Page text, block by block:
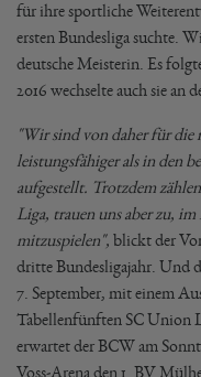
für ihre sportliche
ersten Bundesliga suchte.
deutsche Meisterin. Es
2016 wechselte auch sie
"Wir sind von daher für die
leistungsfähiger als in den
aufgestellt. Trotzdem
Liga, trauen uns aber zu,
mitzuspielen", blickt der
dritte Bundesligajahr. Und
7. September, mit einem
Tabellenfünften SC Union
erwartet der BCW am
Voss-Arena den 1. BV